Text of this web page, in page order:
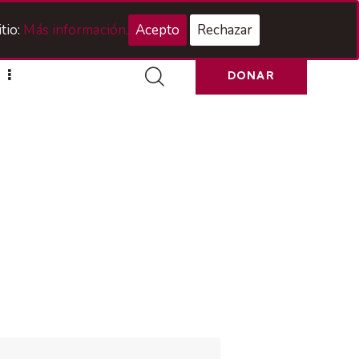
Acceso Hermanos
DONAR
Más información. Acepto Rechazar